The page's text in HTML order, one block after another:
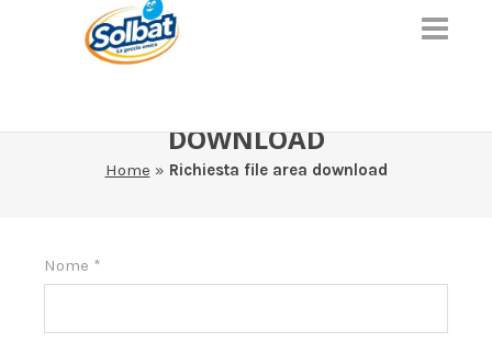
DOWNLOAD
Home » Richiesta file area download
Area
Nome *